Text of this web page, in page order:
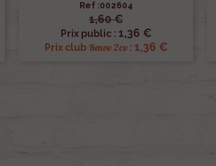
Ref :002604
1,60 €
Prix public : 1,36 €
Prix club Renov 2cv: 1,36 €
 Aperçu rapide